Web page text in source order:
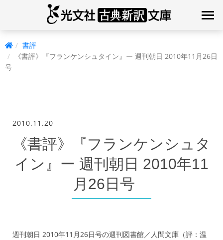
書評
《書評》『フランケンシュタイン』ー 週刊朝日 2010年11月26日
号
2010.11.20
《書評》『フランケンシュタ
イン』ー 週刊朝日 2010年11
月26日号
週刊朝日 2010年11月26日号の週刊図書館／人間文庫（評：温